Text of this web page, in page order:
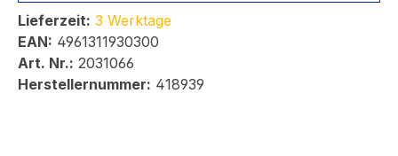
Lieferzeit: 3 Werktage
EAN: 4961311930300
Art. Nr.: 2031066
Herstellernummer: 418939